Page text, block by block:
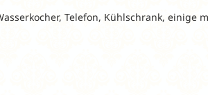
Telefon, Kühlschrank, einige